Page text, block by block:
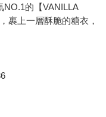
的【VANILLA
裹上一層酥脆的糖衣，